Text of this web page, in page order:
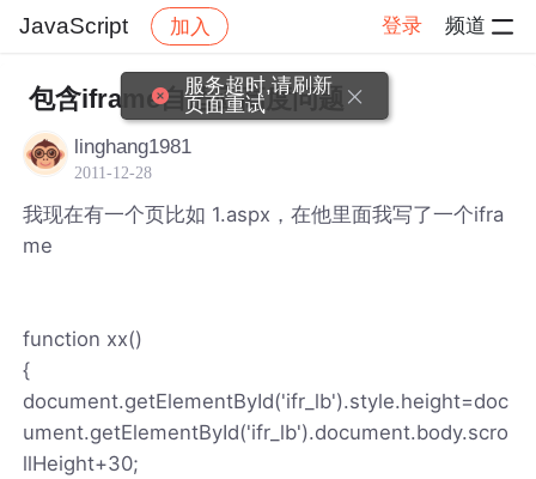
JavaScript 加入 登录 频道
社区 JavaScript 帖子详情
包含iframe自适应高度问题
linghang1981
2011-12-28
我现在有一个页比如 1.aspx，在他里面我写了一个ifra
me
function xx()
{
document.getElementById('ifr_lb').style.height=doc
ument.getElementById('ifr_lb').document.body.scro
llHeight+30;
服务超时,请刷新
页面重试